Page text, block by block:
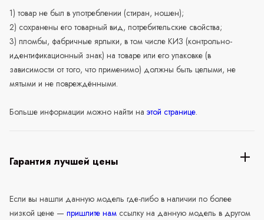
1) товар не был в употреблении (стиран, ношен);
2) сохранены его товарный вид, потребительские свойства;
3) пломбы, фабричные ярлыки, в том числе КИЗ (контрольно-
идентификационный знак) на товаре или его упаковке (в
зависимости от того, что применимо) должны быть целыми, не
мятыми и не повреждёнными.
Больше информации можно найти на этой странице.
Гарантия лучшей цены
Если вы нашли данную модель где-либо в наличии по более
низкой цене — пришлите нам ссылку на данную модель в другом